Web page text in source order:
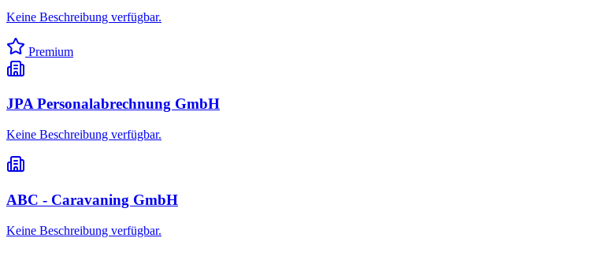
Keine Beschreibung verfügbar.
Premium
JPA Personalabrechnung GmbH
Keine Beschreibung verfügbar.
ABC - Caravaning GmbH
Keine Beschreibung verfügbar.